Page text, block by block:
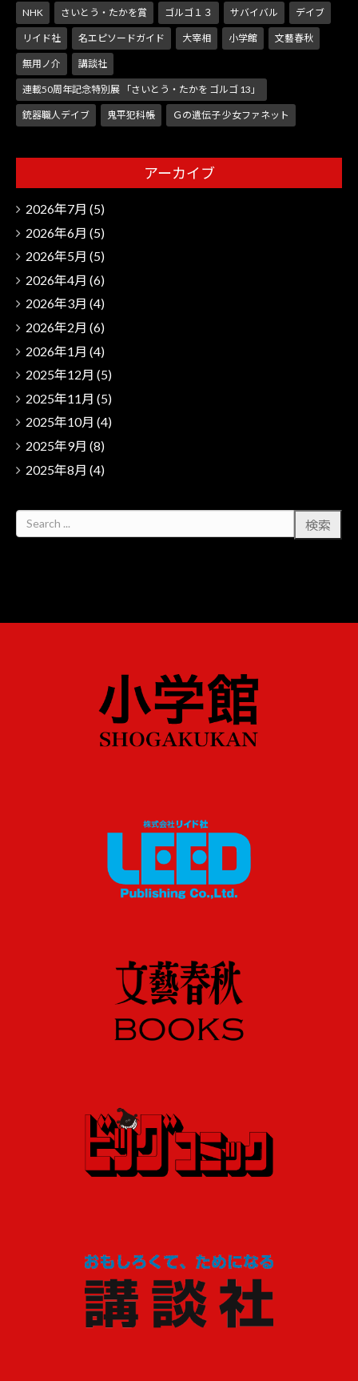
NHK さいとう・たかを賞 ゴルゴ１３ サバイバル デイブ
リイド社 名エピソードガイド 大宰相 小学館 文藝春秋
無用ノ介 講談社
連載50周年記念特別展 「さいとう・たかを ゴルゴ 13」
銃器職人デイブ 鬼平犯科帳 Ｇの遺伝子 少女ファネット
アーカイブ
2026年7月 (5)
2026年6月 (5)
2026年5月 (5)
2026年4月 (6)
2026年3月 (4)
2026年2月 (6)
2026年1月 (4)
2025年12月 (5)
2025年11月 (5)
2025年10月 (4)
2025年9月 (8)
2025年8月 (4)